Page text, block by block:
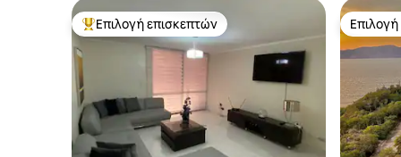
Κορυφαία επιλογή επισκεπτών
Επιλογή επισκεπτών